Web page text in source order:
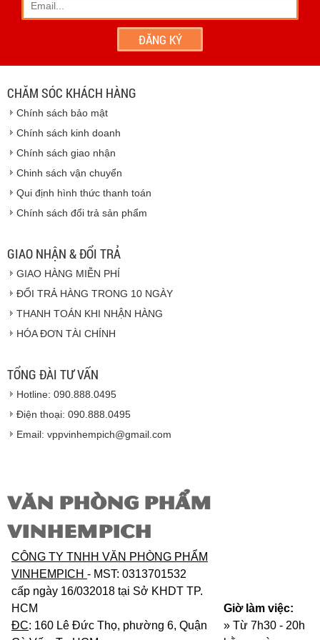
- Hoặc chúng tôi sẽcử nhân viên giao hàng
địa chỉ khách hàng cung cấp.
Vinhempich
CAM KẾT CHẤT LƯỢNG
Hàng hóa được giao cho quý khách là hàng mới
100% nguyên đai nguyên kiện.
Vinhempich
độ bảo hành sản phẩm đối với nhà sản xuất hoặc
nhà nhập khẩu nếu sản phẩm bị lỗi hoặc hỏng hóc
CHĂM SÓC KHÁCH HÀNG
Chính sách bảo mật
Chính sách kinh doanh
Chính sách giao nhận
Chinh sách vận chuyển
Qui định hình thức thanh toán
Chính sách đổi trả sản phẩm
GIAO NHẬN & ĐỔI TRẢ
GIAO HÀNG MIỄN PHÍ
ĐỔI TRẢ HÀNG TRONG 10 NGÀY
THANH TOÁN KHI NHẬN HÀNG
HÓA ĐƠN TÀI CHÍNH
TỔNG ĐÀI TƯ VẤN
Hotline: 090.888.0495
Điện thoại: 090.888.0495
Email: vppvinhempich@gmail.com
VĂN PHÒNG PHẨM
VINHEMPICH
CÔNG TY TNHH VĂN PHÒNG PHẨM
VINHEMPICH - MST: 0313701532
cấp ngày 16/032018 tại Sở KHDT TP.
HCM
ĐC: 160 Lê Đức Thọ, phường 6, Quận
Giờ làm việc:
» Từ 7h30 - 20h